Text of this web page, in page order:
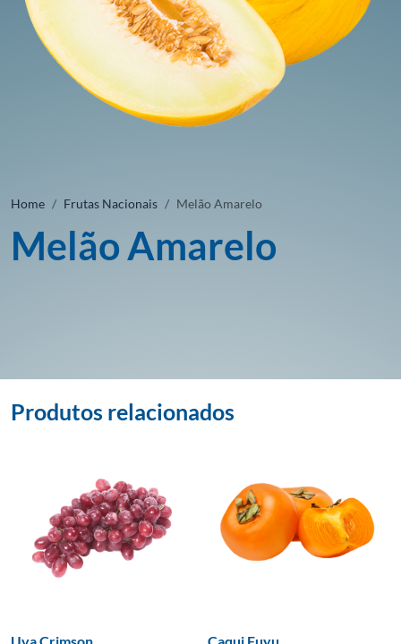
Home Frutas Nacionais Melão Amarelo
Melão Amarelo
Produtos relacionados
Uva Crimson Caqui Fuyu